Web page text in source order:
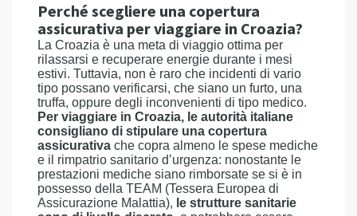
Perché scegliere una copertura
assicurativa per viaggiare in Croazia?
La Croazia è una meta di viaggio ottima per
rilassarsi e recuperare energie durante i mesi
estivi. Tuttavia, non è raro che incidenti di vario
tipo possano verificarsi, che siano un furto, una
truffa, oppure degli inconvenienti di tipo medico.
Per viaggiare in Croazia, le autorità italiane
consigliano di stipulare una copertura
assicurativa che copra almeno le spese mediche
e il rimpatrio sanitario d’urgenza: nonostante le
prestazioni mediche siano rimborsate se si è in
possesso della TEAM (Tessera Europea di
Assicurazione Malattia), le strutture sanitarie